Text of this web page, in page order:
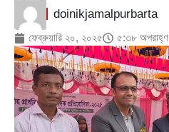
doinikjamalpurbarta
ফেব্রুয়ারি ২০, ২০২৫ ৫:৩৮ অপরাহ্ণ